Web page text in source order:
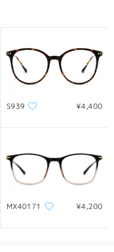
量 - たったの13g
、どんな顔にもフィット
S939 ¥4,400
MX40171 ¥4,200